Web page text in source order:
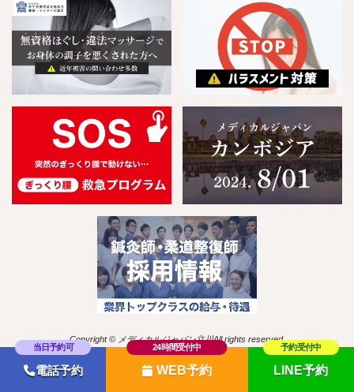
電話予約 WEB予約 LINE予約
Copyright © メディカルジャパン立川All rights reserved.